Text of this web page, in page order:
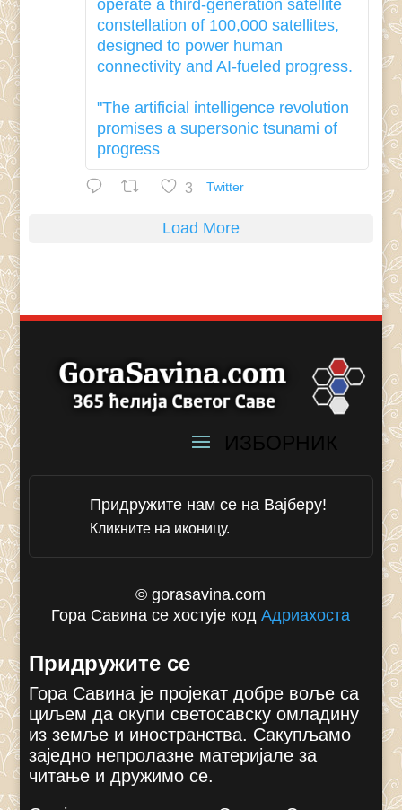
operate a third-generation satellite
constellation of 100,000 satellites,
designed to power human
connectivity and AI-fueled progress.
"The artificial intelligence revolution
promises a supersonic tsunami of
progress
3 Twitter
Load More
Придружите нам се на Вајберу!
Кликните на иконицу.
© gorasavina.com
Гора Савина се хостује кодАдриахоста
Придружите се
Гора Савина је пројекат добре воље са
циљем да окупи светосавску омладину
из земље и иностранства. Сакупљамо
заједно непролазне материјале за
читање и дружимо се.